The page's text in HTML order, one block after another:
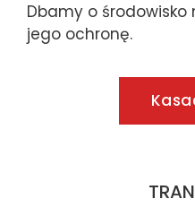
Dbamy o
jego ochronę.